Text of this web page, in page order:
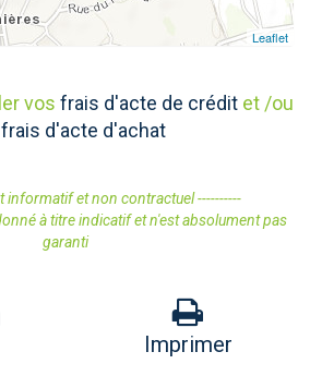
Leaflet
vos frais d'acte de crédit et /ou
frais d'acte d'achat
informatif et non contractuel ----------
à titre indicatif et n'est absolument pas
garanti
Imprimer